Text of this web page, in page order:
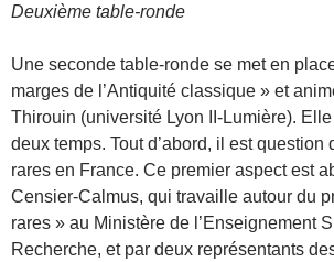
Deuxième table-ronde
Une seconde table-ronde se met en
marges de l’Antiquité classique » et
Thirouin (université Lyon II-Lumière).
deux temps. Tout d’abord, il est question
rares en France. Ce premier aspect est
Censier-Calmus, qui travaille autour du
rares » au Ministère de l’Enseignement
Recherche, et par deux représentants